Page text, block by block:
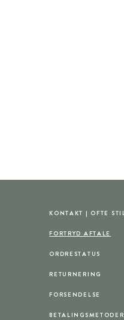
KONTAKT | OFTE
FORTRYD AFTALE
ORDRESTATUS
RETURNERING
FORSENDELSE
BETALINGSMETODER